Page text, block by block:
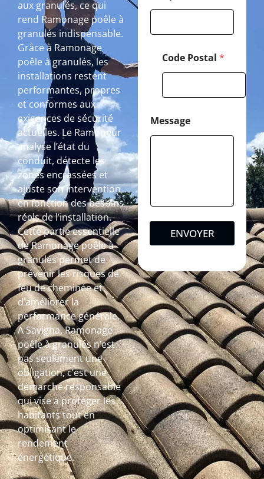
aux granulés, ce qui
rend Ramonage poêle à
granulés indispensable.
Grâce à Ramonage
poêle à granulés, les
installations restent
performantes, propres
et conformes aux
exigences de sécurité
actuelles. Le Ramoneur
analyse l’état du
conduit, détecte les
zones encrassées et
ajuste son intervention
en fonction des besoins
réels de l’installation.
Cette partie essentielle
de Ramonage poêle à
granulés permet de
prévenir les risques de
feu de cheminée et
d’améliorer la
performance générale.
A Savigna, Ramonage
poêle à granulés n’est
pas seulement une
obligation, c’est une
démarche responsable
qui vise à protéger les
habitants tout en
optimisant le
rendement
énergétique.
Code Postal *
Message
ENVOYER